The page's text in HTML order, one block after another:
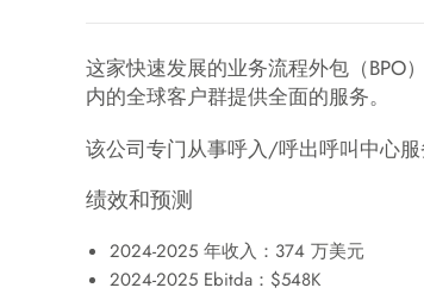
这家快速发展的业务流程外包（BPO
内的全球客户群提供全面的服务。
该公司专门从事呼入/呼出呼叫中心
绩效和预测
2024-2025 年收入：374 万美元
2024-2025 Ebitda：$548K